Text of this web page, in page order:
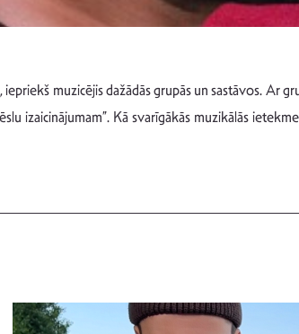
muzicējis dažādās grupās un sastāvos. Ar
izaicinājumam”. Kā svarīgākās muzikālās